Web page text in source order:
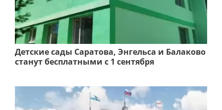
Детские сады Саратова, Энгельса и Балаково
станут бесплатными с 1 сентября